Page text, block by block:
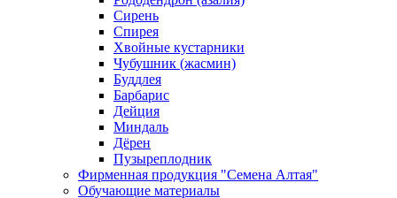
Сирень
Спирея
Хвойные кустарники
Чубушник (жасмин)
Буддлея
Барбарис
Дейция
Миндаль
Дёрен
Пузыреплодник
Фирменная продукция "Семена Алтая"
Обучающие материалы